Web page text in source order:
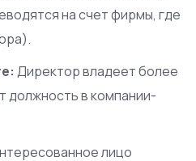
на счет фирмы, где
Директор владеет более
должность в компании-
лицо